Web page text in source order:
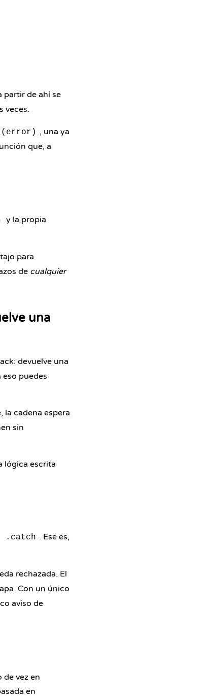
partir de ahí se
veces.
, una ya
que, a
y la propia
para
de cualquier
una
devuelve una
puedes
la cadena espera
sin
lógica escrita
.catch . Ese es,
rechazada. El
Con un único
aviso de
de vez en
en